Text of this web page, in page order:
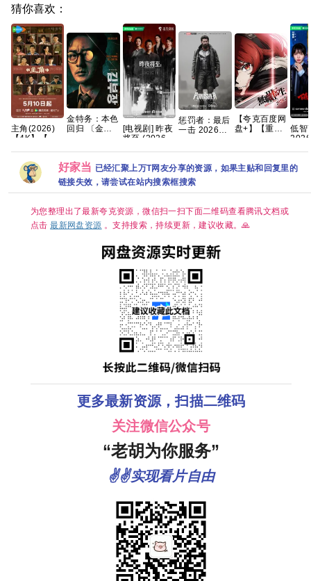
猜你喜欢：
主角(2026)
【4K】【国
金特务：本色
回归 〔金部
英韩多国字
幕.1080p.NF.WEB-
DL.M【单集2
[电视剧] 昨夜
将至 (2026)
[12.2G]
惩罚者：最后
一击 2026
官中
【夸克百度网
盘+】【重
真本事 开播2
低智
传君 已更最
好家当 已经汇聚上万T网友分享的资源，如果主贴和回复里的
链接失效，请尝试在站内搜索框搜索
为您整理出了最新夸克资源，微信扫一扫下面二维码查看腾讯文档或
点击最新网盘资源 。支持搜索，持续更新，建议收藏。🙏
更多最新资源，扫描二维码
关注微信公众号
“老胡为你服务”
✌✌实现看片自由